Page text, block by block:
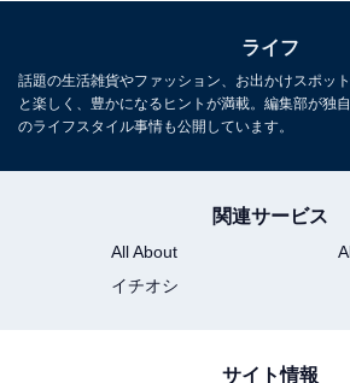
ライフ
話題の生活雑貨やファッション、お出かけスポッ
と楽しく、豊かになるヒントが満載。編集部が独
のライフスタイル事情も公開しています。
関連サービス
All About
イチオシ
サイト情報